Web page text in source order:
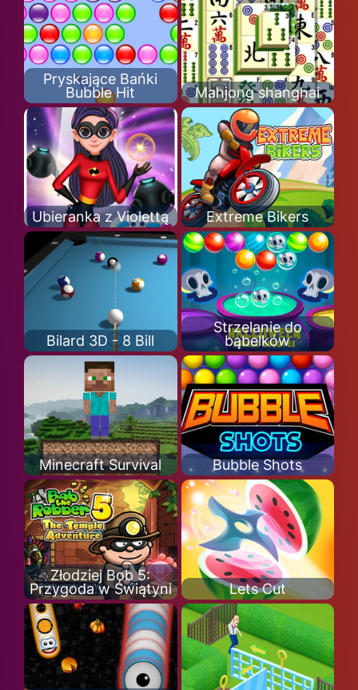
Pryskające Bańki
Bubble Hit
Mahjong shanghai
Ubieranka z Violettą Extreme Bikers
Bilard 3D - 8 Bill
Strzelanie do
bąbelków
Minecraft Survival Bubble Shots
Złodziej Bob 5:
Przygoda w Świątyni
Lets Cut